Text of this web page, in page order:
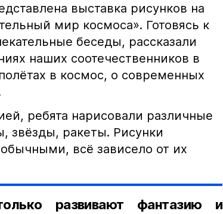
выставка рисунков на
мир космоса». Готовясь к
беседы, рассказали
наших соотечественников в
в космос, о современных
ребята нарисовали различные
звёзды, ракеты. Рисунки
всё зависело от их
развивают фантазию и